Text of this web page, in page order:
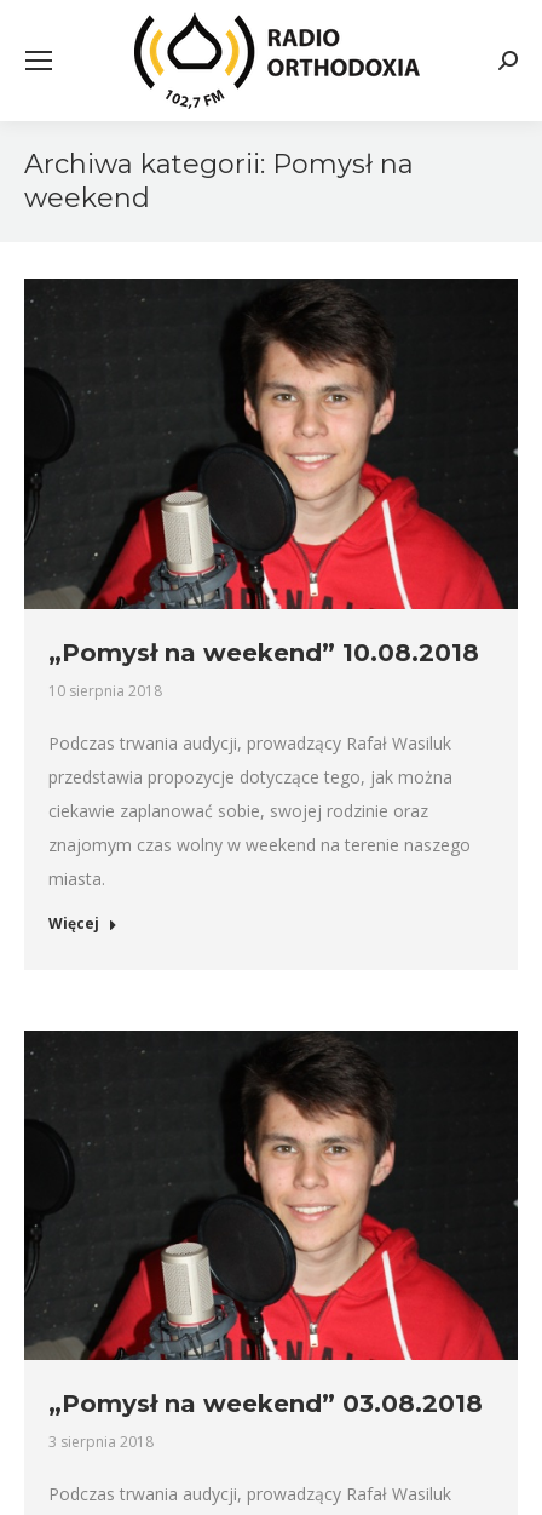
Archiwa kategorii: Pomysł na
weekend
„Pomysł na weekend” 10.08.2018
10 sierpnia 2018
Podczas trwania audycji, prowadzący Rafał Wasiluk
przedstawia propozycje dotyczące tego, jak można
ciekawie zaplanować sobie, swojej rodzinie oraz
znajomym czas wolny w weekend na terenie naszego
miasta.
Więcej
„Pomysł na weekend” 03.08.2018
3 sierpnia 2018
Podczas trwania audycji, prowadzący Rafał Wasiluk